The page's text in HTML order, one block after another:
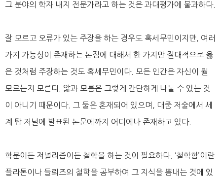
그 분야의 학자 내지 전문가라고 하는 것은 과대평가에 불과하다.
잘 모르고 오류가 있는 주장을 하는 경우도 혹세무민이지만, 여러
가지 가능성이 존재하는 논점에 대해서 한 가지만 절대적으로 옳
은 것처럼 주장하는 것도 혹세무민이다. 모든 인간은 자신이 뭘
모르는지 모른다. 앎과 모름은 그렇게 간단하게 나눌 수 있는 것
이 아니기 때문이다. 그 둘은 혼재되어 있으며, 대중 저술에서 세
계 탑 저널에 발표된 논문에까지 어디에나 존재하고 있다.
학문이든 저널리즘이든 철학을 하는 것이 필요하다. ‘철학함’이란
플라톤이나 들뢰즈의 철학을 공부하여 그 지식을 뽐내는 것에 있